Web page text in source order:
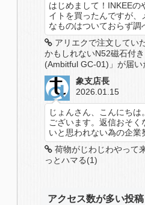
はじめまして！INKEEの
イトを買ったんですが、
なものはついておらず調
アリエクで注文してい
かもしれないN52磁石付
(Ambitful GC-01)」が届い
象支店長
2026.01.15
じょんさん、こんにちは
ございます。返信おそ
いと思われない為の企業
荷物がじわじわやって
っとハマる(1)
アクセス数が多い投稿